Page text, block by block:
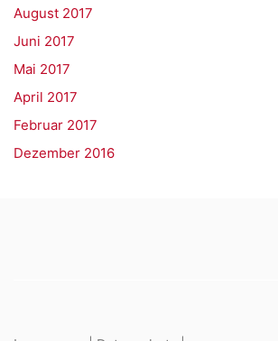
August 2017
Juni 2017
Mai 2017
April 2017
Februar 2017
Dezember 2016